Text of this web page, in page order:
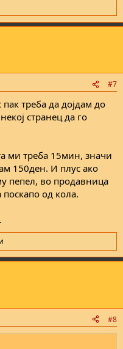
#7
пак треба да дојдам до
странец да го
ми треба 15мин, значи
150ден. И плус ако
пепел, во продавница
поскапо од кола.
#8